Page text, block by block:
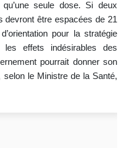
seule dose. Si deux
devront être espacées de 21
pour la stratégie
effets indésirables des
pourrait donner son
le Ministre de la Santé,